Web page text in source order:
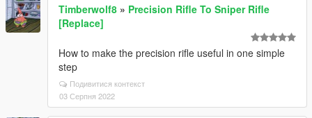
Timberwolf8 » Precision Rifle To Sniper Rifle
[Replace]
How to make the precision rifle useful in one simple
step
Подивитися контекст
03 Серпня 2022